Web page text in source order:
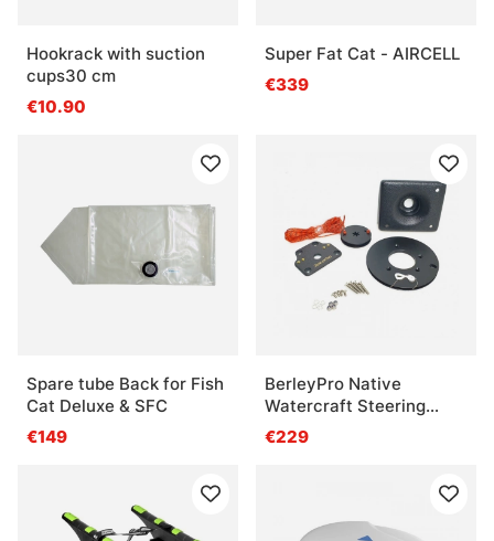
Hookrack with suction
cups30 cm
€10.90
Super Fat Cat - AIRCELL
€339
Spare tube Back for Fish
Cat Deluxe & SFC
€149
BerleyPro Native
Watercraft Steering
Upgrade
€229